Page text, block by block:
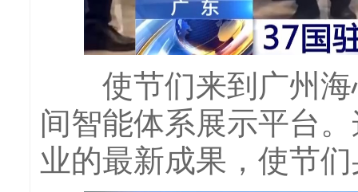
使节们来到广州海
间智能体系展示平台
业的最新成果，使节